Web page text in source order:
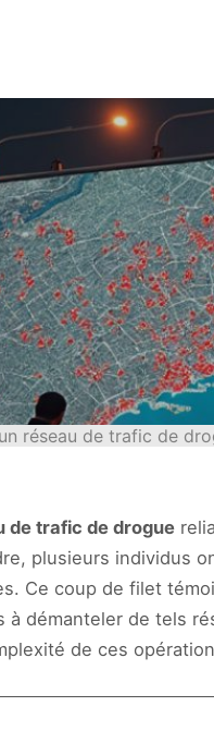
réseau de trafic de
de trafic de drogue
plusieurs individus
Ce coup de filet
démanteler de tels
de ces